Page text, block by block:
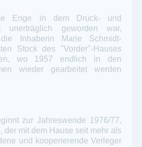
Enge in dem Druck- und
unerträglich geworden war,
Inhaberin Marie Schmidt-
Stock des "Vorder"-Hauses
wo 1957 endlich in den
wieder gearbeitet werden
zur Jahreswende 1976/77,
der mit dem Hause seit mehr als
und kooperierende Verleger